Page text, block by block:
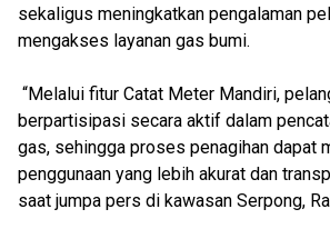
sekaligus meningkatkan pengalaman
mengakses layanan gas bumi.
“Melalui fitur Catat Meter Mandiri,
berpartisipasi secara aktif dalam
gas, sehingga proses penagihan dapat
penggunaan yang lebih akurat dan
saat jumpa pers di kawasan Serpong,